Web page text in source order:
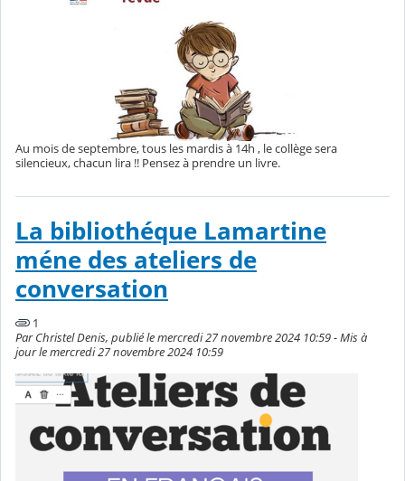
Au mois de septembre, tous les mardis à 14h , le collège sera
silencieux, chacun lira !! Pensez à prendre un livre.
La bibliothéque Lamartine
méne des ateliers de
conversation
1
Par Christel Denis, publié le mercredi 27 novembre 2024 10:59 - Mis à
jour le mercredi 27 novembre 2024 10:59